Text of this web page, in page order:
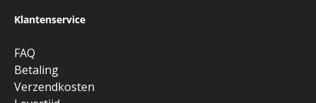
Klantenservice
FAQ
Betaling
Verzendkosten